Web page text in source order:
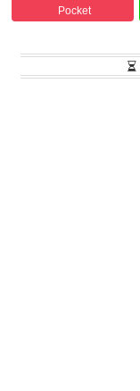
Pocket